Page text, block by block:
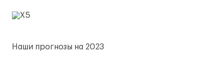
Наши прогнозы на 2023